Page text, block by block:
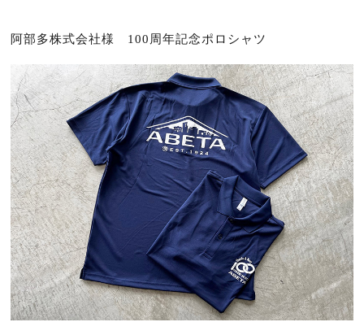
阿部多株式会社様 100周年記念ポロシャツ